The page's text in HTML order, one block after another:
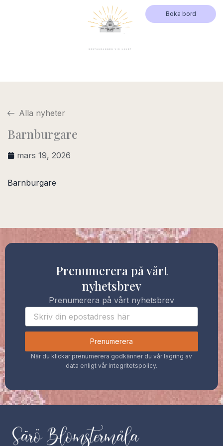
Boka bord
Alla nyheter
Barnburgare
mars 19, 2026
Barnburgare
Prenumerera på vårt
nyhetsbrev
Prenumerera på vårt nyhetsbrev
Prenumerera
När du klickar prenumerera godkänner du vår lagring av
data enligt vår integritetspolicy.